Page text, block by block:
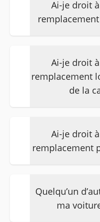
(voir certificat
noter que
contacter
Ai-je droit
disposition
remplacement
Ai-je droit
remplacement
de la
Hertlease, une
remplacement
pendant toute
Ai-je droit
remplacement
leasing du
malgré tout un
Quelqu’un
ma